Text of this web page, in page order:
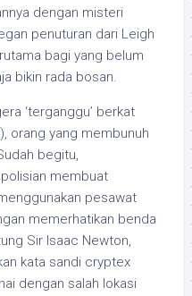
dengan misteri
penuturan dari Leigh
bagi yang belum
bikin rada bosan.
‘terganggu’ berkat
orang yang membunuh
begitu,
membuat
pesawat
memerhatikan benda
Sir Isaac Newton,
kata sandi cryptex
dengan salah lokasi